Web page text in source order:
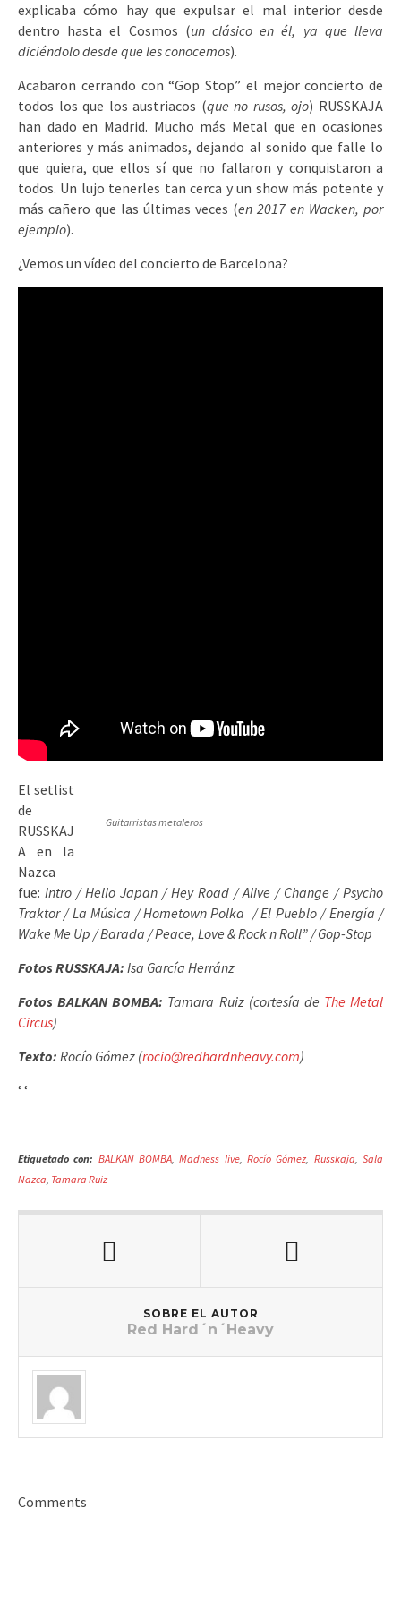
explicaba cómo hay que expulsar el mal interior desde
dentro hasta el Cosmos (un clásico en él, ya que lleva
diciéndolo desde que les conocemos).
Acabaron cerrando con “Gop Stop” el mejor concierto de
todos los que los austriacos (que no rusos, ojo) RUSSKAJA
han dado en Madrid. Mucho más Metal que en ocasiones
anteriores y más animados, dejando al sonido que falle lo
que quiera, que ellos sí que no fallaron y conquistaron a
todos. Un lujo tenerles tan cerca y un show más potente y
más cañero que las últimas veces (en 2017 en Wacken, por
ejemplo).
¿Vemos un vídeo del concierto de Barcelona?
Guitarristas metaleros
El setlist
de
RUSSKAJ
A en la
Nazca
fue: Intro / Hello Japan / Hey Road / Alive / Change / Psycho
Traktor / La Música / Hometown Polka / El Pueblo / Energía /
Wake Me Up / Barada / Peace, Love & Rock n Roll” / Gop-Stop
Fotos RUSSKAJA: Isa García Herránz
Fotos BALKAN BOMBA: Tamara Ruiz (cortesía de The Metal
Circus)
Texto: Rocío Gómez (rocio@redhardnheavy.com)
‘ ‘
Etiquetado con: BALKAN BOMBA,Madness live,Rocío Gómez, Russkaja,Sala
Nazca, Tamara Ruiz
SOBRE EL AUTOR
Red Hard´n´Heavy
Comments